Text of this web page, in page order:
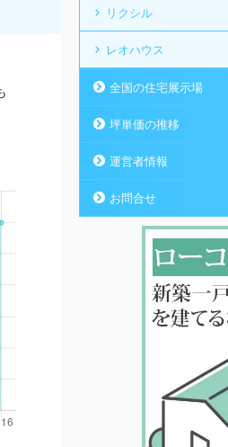
リクシル
レオハウス
全国の住宅展示場
坪単価の推移
運営者情報
お問合せ